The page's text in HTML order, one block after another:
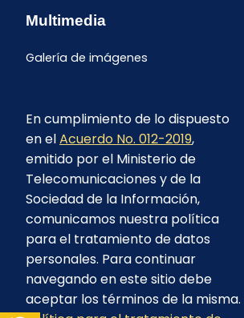
Multimedia
Galería de imágenes
En cumplimiento de lo dispuesto
en elAcuerdo No. 012-2019,
emitido por el Ministerio de
Telecomunicaciones y de la
Sociedad de la Información,
comunicamos nuestra política
para el tratamiento de datos
personales. Para continuar
navegando en este sitio debe
aceptar los términos de la misma.